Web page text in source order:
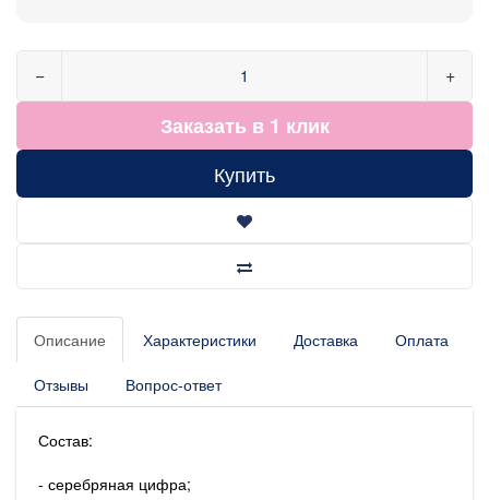
− +
Заказать в 1 клик
Купить
Описание Характеристики Доставка Оплата
Отзывы Вопрос-ответ
Состав:
- серебряная цифра;